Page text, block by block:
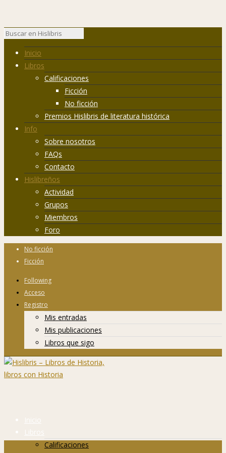
Inicio
Libros
Calificaciones
Ficción
No ficción
Premios Hislibris de literatura histórica
Info
Sobre nosotros
FAQs
Contacto
Hislibreños
Actividad
Grupos
Miembros
Foro
No ficción
Ficción
Following
Acceso
Registro
Mis entradas
Mis publicaciones
Libros que sigo
Inicio
Libros
Calificaciones